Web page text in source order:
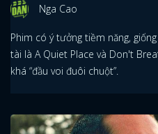
Nga Cao
Phim có ý tưởng tiềm năng,
tài là A Quiet Place và Don't
khá “đầu voi đuôi chuột”.